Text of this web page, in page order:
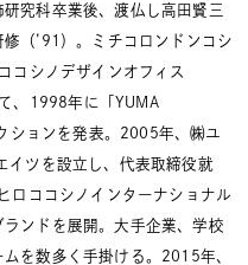
究科卒業後、渡仏し高田賢三
（’91）。ミチコロンドンコシ
コシノデザインオフィス
、1998年に「YUMA
ションを発表。2005年、㈱ユ
イツを設立し、代表取締役就
ロココシノインターナショナル
ンドを展開。大手企業、学校
を数多く手掛ける。2015年、